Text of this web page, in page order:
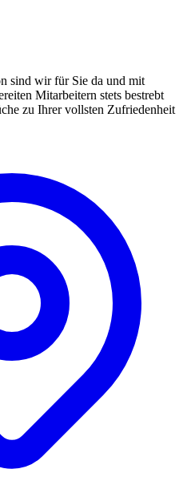
sind wir für Sie da und mit
Mitarbeitern stets bestrebt
zu Ihrer vollsten Zufriedenheit